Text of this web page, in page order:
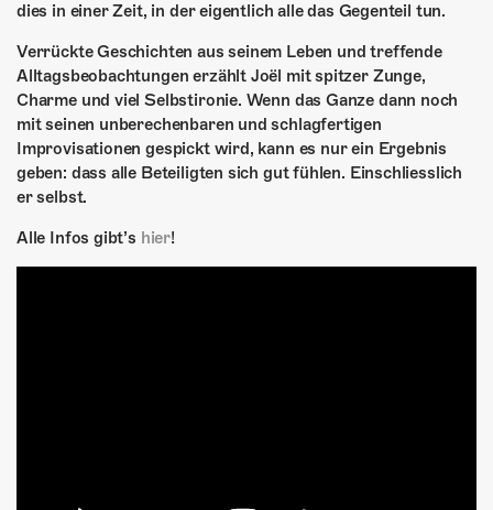
dies in einer Zeit, in der eigentlich alle das Gegenteil tun.
Verrückte Geschichten aus seinem Leben und treffende
Alltagsbeobachtungen erzählt Joël mit spitzer Zunge,
Charme und viel Selbstironie. Wenn das Ganze dann noch
mit seinen unberechenbaren und schlagfertigen
Improvisationen gespickt wird, kann es nur ein Ergebnis
geben: dass alle Beteiligten sich gut fühlen. Einschliesslich
er selbst.
Alle Infos gibt’s hier!